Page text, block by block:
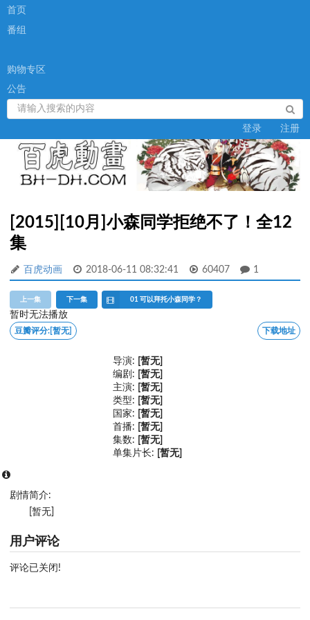
首页
番组
购物专区
公告
登录 注册
[2015][10月]小森同学拒绝不了！全12
集
百虎动画 2018-06-11 08:32:41 60407 1
上一集 下一集 01 可以拜托小森同学？
暂时无法播放
豆瓣评分:[暂无] 下载地址
导演: [暂无]
编剧: [暂无]
主演: [暂无]
类型: [暂无]
国家: [暂无]
首播: [暂无]
集数: [暂无]
单集片长: [暂无]
剧情简介:
[暂无]
用户评论
评论已关闭!